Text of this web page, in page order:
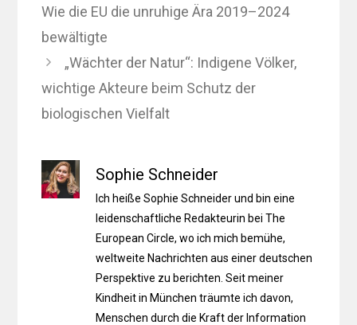
Wie die EU die unruhige Ära 2019–2024
bewältigte
„Wächter der Natur“: Indigene Völker,
wichtige Akteure beim Schutz der
biologischen Vielfalt
Sophie Schneider
Ich heiße Sophie Schneider und bin eine
leidenschaftliche Redakteurin bei The
European Circle, wo ich mich bemühe,
weltweite Nachrichten aus einer deutschen
Perspektive zu berichten. Seit meiner
Kindheit in München träumte ich davon,
Menschen durch die Kraft der Information